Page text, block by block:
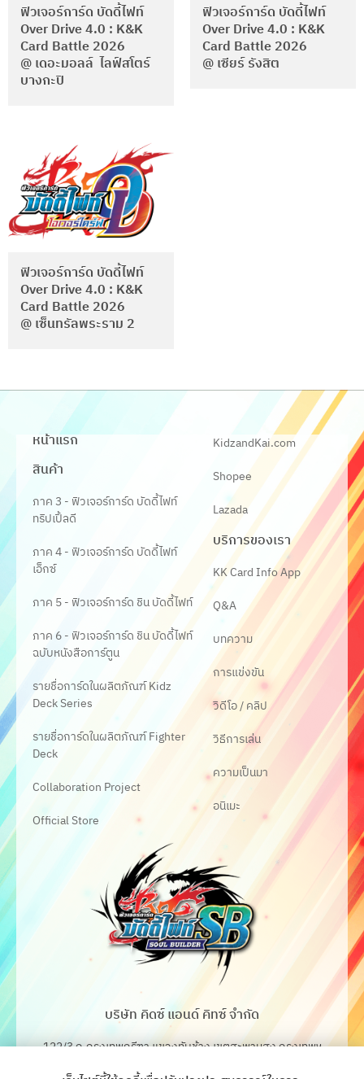
ฟิวเจอร์การ์ด บัดดี้ไฟท์
Over Drive 4.0 : K&K
Card Battle 2026
@ เดอะมอลล์ ไลฟ์สโตร์
บางกะปิ
ฟิวเจอร์การ์ด บัดดี้ไฟท์
Over Drive 4.0 : K&K
Card Battle 2026
@ เซียร์ รังสิต
ฟิวเจอร์การ์ด บัดดี้ไฟท์
Over Drive 4.0 : K&K
Card Battle 2026
@ เซ็นทรัลพระราม 2
หน้าแรก
สินค้า
ภาค 3 - ฟิวเจอร์การ์ด บัดดี้ไฟท์
ทริปเปิ้ลดี
ภาค 4 - ฟิวเจอร์การ์ด บัดดี้ไฟท์
เอ็กซ์
ภาค 5 - ฟิวเจอร์การ์ด ชิน บัดดี้ไฟท์
ภาค 6 - ฟิวเจอร์การ์ด ชิน บัดดี้ไฟท์
ฉบับหนังสือการ์ตูน
รายชื่อการ์ดในผลิตภัณฑ์ Kidz
Deck Series
รายชื่อการ์ดในผลิตภัณฑ์ Fighter
Deck
Collaboration Project
Official Store
KidzandKai.com
Shopee
Lazada
บริการของเรา
KK Card Info App
Q&A
บทความ
การแข่งขัน
วิดีโอ / คลิป
วิธีการเล่น
ความเป็นมา
อนิเมะ
บริษัท คิดซ์ แอนด์ คิทซ์ จำกัด
122/3 ถ.กรุงเทพกรีฑา แขวงทับช้าง เขตสะพานสูง กรุงเทพฯ